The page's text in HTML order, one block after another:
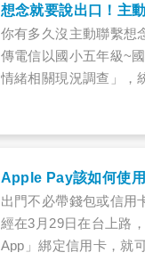
想念就要說出口！主
你有多久沒主動聯繫想
傳電信以國小五年級~
情緒相關現況調查」，
念或覺得重要但沒有
會覺得「快樂」。
Apple Pay該如何使
出門不必帶錢包或信用
經在3月29日在台上路
App」綁定信用卡，就